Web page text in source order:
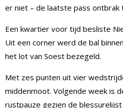
er niet – de laatste pass ontbrak
Een kwartier voor tijd besliste
Uit een corner werd de bal
het lot van Soest bezegeld.
Met zes punten uit vier
middenmoot. Volgende week is
rustpauze gezien de